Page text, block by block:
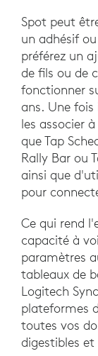
Spot peut
un adhésif
préférez un
de fils ou de
fonctionner
ans. Une
les associer
que Tap
Rally Bar ou
ainsi que
pour
Ce qui rend
capacité à
paramètres
tableaux de
Logitech
plateformes
toutes vos
digestibles et